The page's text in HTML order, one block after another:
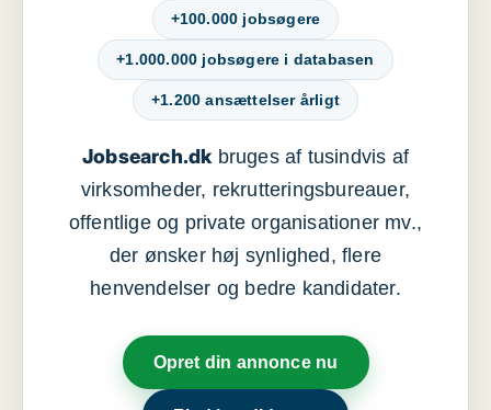
+100.000 jobsøgere
+1.000.000 jobsøgere i databasen
+1.200 ansættelser årligt
Jobsearch.dkbruges af tusindvis af
virksomheder, rekrutteringsbureauer,
offentlige og private organisationer mv.,
der ønsker høj synlighed, flere
henvendelser og bedre kandidater.
Opret din annonce nu